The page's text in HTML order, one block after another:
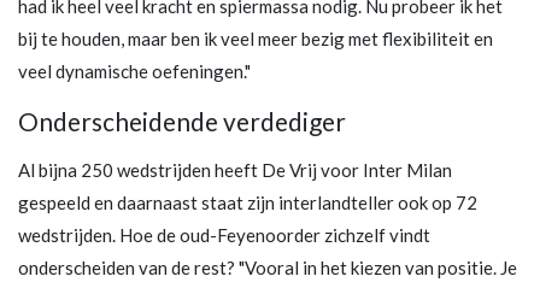
had ik heel veel kracht en spiermassa nodig. Nu probeer ik het
bij te houden, maar ben ik veel meer bezig met flexibiliteit en
veel dynamische oefeningen."
Onderscheidende verdediger
Al bijna 250 wedstrijden heeft De Vrij voor Inter Milan
gespeeld en daarnaast staat zijn interlandteller ook op 72
wedstrijden. Hoe de oud-Feyenoorder zichzelf vindt
onderscheiden van de rest? "Vooral in het kiezen van positie. Je